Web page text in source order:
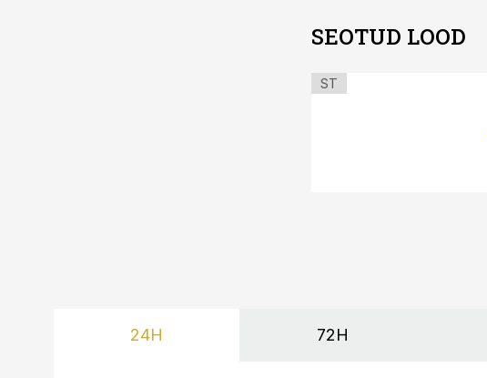
SEOTUD LOOD
ST
24H 72H